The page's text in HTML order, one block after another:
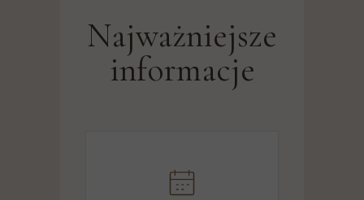
Najważniejsze
informacje